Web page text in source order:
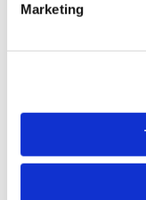
Marketing
Du vil